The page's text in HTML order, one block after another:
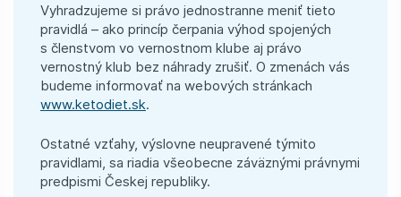
Vyhradzujeme si právo jednostranne meniť tieto
pravidlá – ako princíp čerpania výhod spojených
s členstvom vo vernostnom klube aj právo
vernostný klub bez náhrady zrušiť. O zmenách vás
budeme informovať na webových stránkach
www.ketodiet.sk.
Ostatné vzťahy, výslovne neupravené týmito
pravidlami, sa riadia všeobecne záväznými právnymi
predpismi Českej republiky.